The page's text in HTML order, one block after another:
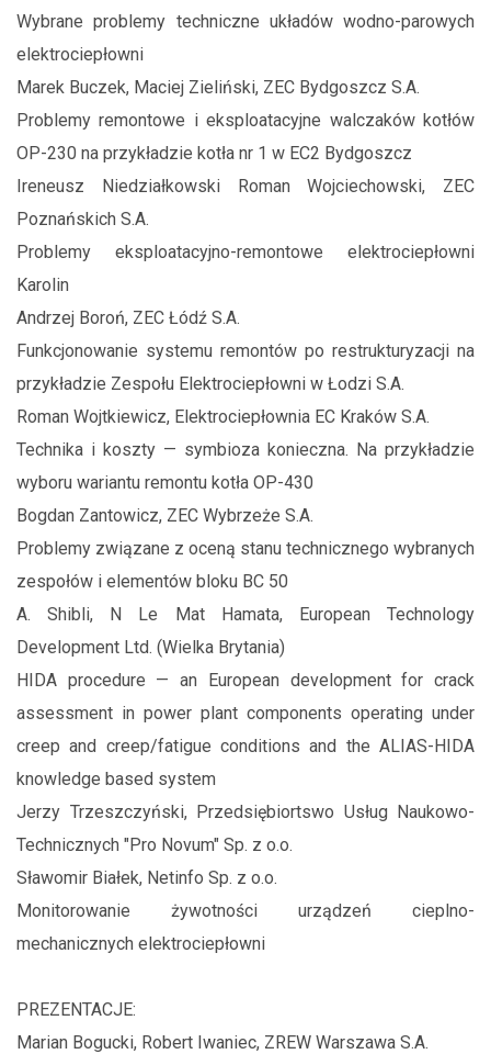
Wybrane problemy techniczne układów wodno-parowych
elektrociepłowni
Marek Buczek, Maciej Zieliński, ZEC Bydgoszcz S.A.
Problemy remontowe i eksploatacyjne walczaków kotłów
OP-230 na przykładzie kotła nr 1 w EC2 Bydgoszcz
Ireneusz Niedziałkowski Roman Wojciechowski, ZEC
Poznańskich S.A.
Problemy eksploatacyjno-remontowe elektrociepłowni
Karolin
Andrzej Boroń, ZEC Łódź S.A.
Funkcjonowanie systemu remontów po restrukturyzacji na
przykładzie Zespołu Elektrociepłowni w Łodzi S.A.
Roman Wojtkiewicz, Elektrociepłownia EC Kraków S.A.
Technika i koszty — symbioza konieczna. Na przykładzie
wyboru wariantu remontu kotła OP-430
Bogdan Zantowicz, ZEC Wybrzeże S.A.
Problemy związane z oceną stanu technicznego wybranych
zespołów i elementów bloku BC 50
A. Shibli, N Le Mat Hamata, European Technology
Development Ltd. (Wielka Brytania)
HIDA procedure — an European development for crack
assessment in power plant components operating under
creep and creep/fatigue conditions and the ALIAS-HIDA
knowledge based system
Jerzy Trzeszczyński, Przedsiębiortswo Usług Naukowo-
Technicznych "Pro Novum" Sp. z o.o.
Sławomir Białek, Netinfo Sp. z o.o.
Monitorowanie żywotności urządzeń cieplno-
mechanicznych elektrociepłowni
PREZENTACJE:
Marian Bogucki, Robert Iwaniec, ZREW Warszawa S.A.